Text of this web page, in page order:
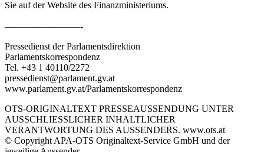
Sie auf der Website des Finanzministeriums.
————————-
Pressedienst der Parlamentsdirektion
Parlamentskorrespondenz
Tel. +43 1 40110/2272
pressedienst@parlament.gv.at
www.parlament.gv.at/Parlamentskorrespondenz
OTS-ORIGINALTEXT PRESSEAUSSENDUNG UNTER
AUSSCHLIESSLICHER INHALTLICHER
VERANTWORTUNG DES AUSSENDERS. www.ots.at
© Copyright APA-OTS Originaltext-Service GmbH und der